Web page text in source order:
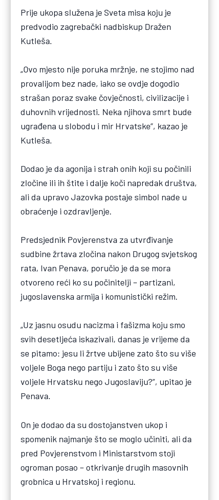
Prije ukopa služena je Sveta misa koju je
predvodio zagrebački nadbiskup Dražen
Kutleša.
„Ovo mjesto nije poruka mržnje, ne stojimo nad
provalijom bez nade, iako se ovdje dogodio
strašan poraz svake čovječnosti, civilizacije i
duhovnih vrijednosti. Neka njihova smrt bude
ugrađena u slobodu i mir Hrvatske”, kazao je
Kutleša.
Dodao je da agonija i strah onih koji su počinili
zločine ili ih štite i dalje koči napredak društva,
ali da upravo Jazovka postaje simbol nade u
obraćenje i ozdravljenje.
Predsjednik Povjerenstva za utvrđivanje
sudbine žrtava zločina nakon Drugog svjetskog
rata, Ivan Penava, poručio je da se mora
otvoreno reći ko su počinitelji – partizani,
jugoslavenska armija i komunistički režim.
„Uz jasnu osudu nacizma i fašizma koju smo
svih desetljeća iskazivali, danas je vrijeme da
se pitamo: jesu li žrtve ubijene zato što su više
voljele Boga nego partiju i zato što su više
voljele Hrvatsku nego Jugoslaviju?”, upitao je
Penava.
On je dodao da su dostojanstven ukop i
spomenik najmanje što se moglo učiniti, ali da
pred Povjerenstvom i Ministarstvom stoji
ogroman posao – otkrivanje drugih masovnih
grobnica u Hrvatskoj i regionu.